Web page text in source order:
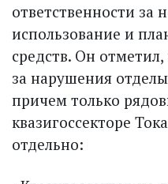
ответственности за
использование и
средств. Он
за нарушения
причем только
квазигоссекторе
отдельно: